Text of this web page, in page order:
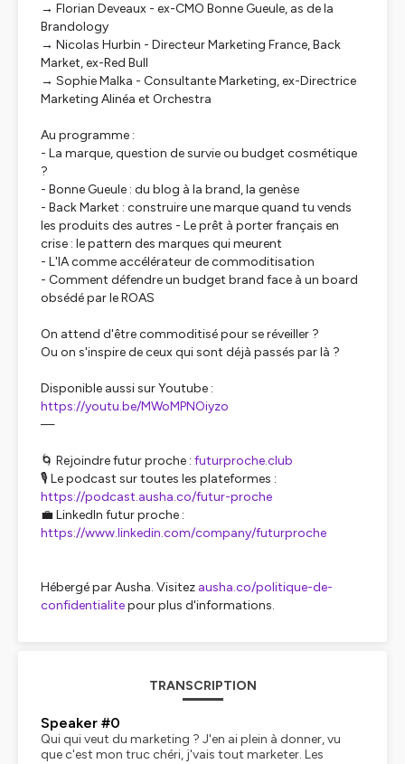
→ Florian Deveaux - ex-CMO Bonne Gueule, as de la
Brandology
→ Nicolas Hurbin - Directeur Marketing France, Back
Market, ex-Red Bull
→ Sophie Malka - Consultante Marketing, ex-Directrice
Marketing Alinéa et Orchestra
Au programme :
- La marque, question de survie ou budget cosmétique
?
- Bonne Gueule : du blog à la brand, la genèse
- Back Market : construire une marque quand tu vends
les produits des autres - Le prêt à porter français en
crise : le pattern des marques qui meurent
- L'IA comme accélérateur de commoditisation
- Comment défendre un budget brand face à un board
obsédé par le ROAS
On attend d'être commoditisé pour se réveiller ?
Ou on s'inspire de ceux qui sont déjà passés par là ?
Disponible aussi sur Youtube :
https://youtu.be/MWoMPNOiyzo
—
🌀 Rejoindre futur proche : futurproche.club
🎙️ Le podcast sur toutes les plateformes :
https://podcast.ausha.co/futur-proche
💼 LinkedIn futur proche :
https://www.linkedin.com/company/futurproche
Hébergé par Ausha. Visitez ausha.co/politique-de-
confidentialitepour plus d'informations.
TRANSCRIPTION
Speaker #0
Qui qui veut du marketing ? J'en ai plein à donner, vu
que c'est mon truc chéri, j'vais tout marketer. Les